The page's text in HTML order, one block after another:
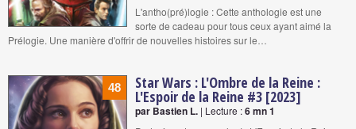
L'antho(pré)logie : Cette anthologie est une
sorte de cadeau pour tous ceux ayant aimé la
Prélogie. Une manière d'offrir de nouvelles histoires sur le…
48 Star Wars : L'Ombre de la Reine :
L'Espoir de la Reine #3 [2023]
par Bastien L. | Lecture :6 mn 1